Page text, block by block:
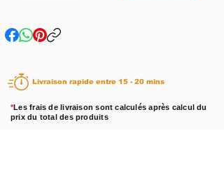
Livraison rapide entre 15 - 20 mins
*Les frais de livraison sont calculés après calcul du
prix du total des produits